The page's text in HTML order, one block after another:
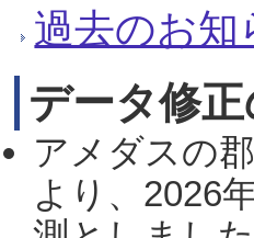
過去のお知
データ修
アメダスの
より、2026